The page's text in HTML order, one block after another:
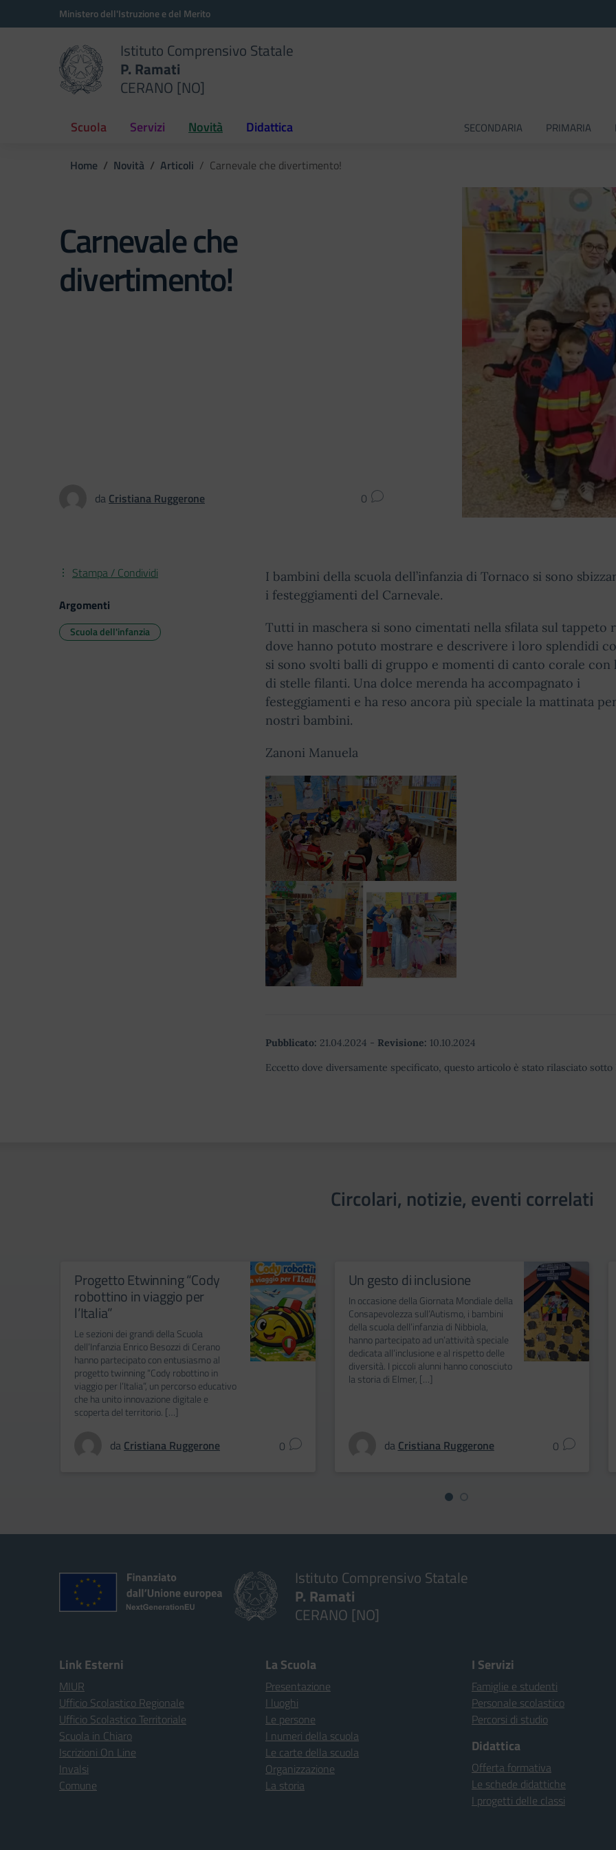
Vai ai contenuti
Vai al menu di navigazioneMinistero dell'Istruzione e del Merito
Istituto Comprensivo Statale
P. Ramati
CERANO [NO]
Scuola Servizi Novità Didattica SECONDARIA PRIMARIA
Home Novità Articoli Carnevale che divertimento!
Carnevale che
divertimento!
da Cristiana Ruggerone 0
I bambini della scuola dell’infanzia di Tornaco si sono
i festeggiamenti del Carnevale.
Tutti in maschera si sono cimentati nella sfilata sul tappeto
dove hanno potuto mostrare e descrivere i loro splendidi
si sono svolti balli di gruppo e momenti di canto corale con
di stelle filanti. Una dolce merenda ha accompagnato i
festeggiamenti e ha reso ancora più speciale la mattinata
nostri bambini.
Zanoni Manuela
Pubblicato: 21.04.2024 - Revisione: 10.10.2024
Eccetto dove diversamente specificato, questo articolo è stato rilasciato
Stampa / Condividi
Argomenti
Scuola dell'infanzia
Circolari, notizie, eventi correlati
Progetto Etwinning “Cody
robottino in viaggio per
l’Italia”
Le sezioni dei grandi della Scuola
dell’Infanzia Enrico Besozzi di Cerano
hanno partecipato con entusiasmo al
progetto twinning “Cody robottino in
viaggio per l’Italia”, un percorso educativo
che ha unito innovazione digitale e
scoperta del territorio. […]
da Cristiana Ruggerone 0
Un gesto di inclusione
In occasione della Giornata Mondiale della
Consapevolezza sull’Autismo, i bambini
della scuola dell’infanzia di Nibbiola,
hanno partecipato ad un’attività speciale
dedicata all’inclusione e al rispetto delle
diversità. I piccoli alunni hanno conosciuto
la storia di Elmer, […]
da Cristiana Ruggerone 0
Istituto Comprensivo Statale
P. Ramati
CERANO [NO]
Link Esterni
MIUR
Ufficio Scolastico Regionale
Ufficio Scolastico Territoriale
Scuola in Chiaro
Iscrizioni On Line
Invalsi
Comune
La Scuola
Presentazione
I luoghi
Le persone
I numeri della scuola
Le carte della scuola
Organizzazione
La storia
I Servizi
Famiglie e studenti
Personale scolastico
Percorsi di studio
Didattica
Offerta formativa
Le schede didattiche
I progetti delle classi